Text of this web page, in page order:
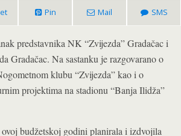
Pin Mail SMS
predstavnika NK “Zvijezda” Gradačac i
Gradačac. Na sastanku je razgovarano o
klubu “Zvijezda” kao i o
projektima na stadionu “Banja Ilidža”
budžetskoj godini planirala i izdvojila